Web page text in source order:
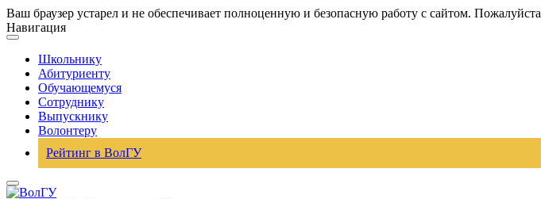
Ваш браузер устарел и не обеспечивает полноценную и безопасную работу с сайтом. Пожалуйста
Навигация
Школьнику
Абитуриенту
Обучающемуся
Сотруднику
Выпускнику
Волонтеру
Рейтинг в ВолГУ